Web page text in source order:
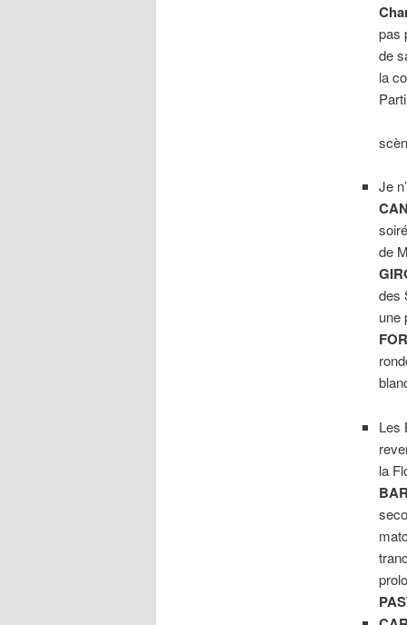
pas
de
la
Je
de
des
une
Les
la